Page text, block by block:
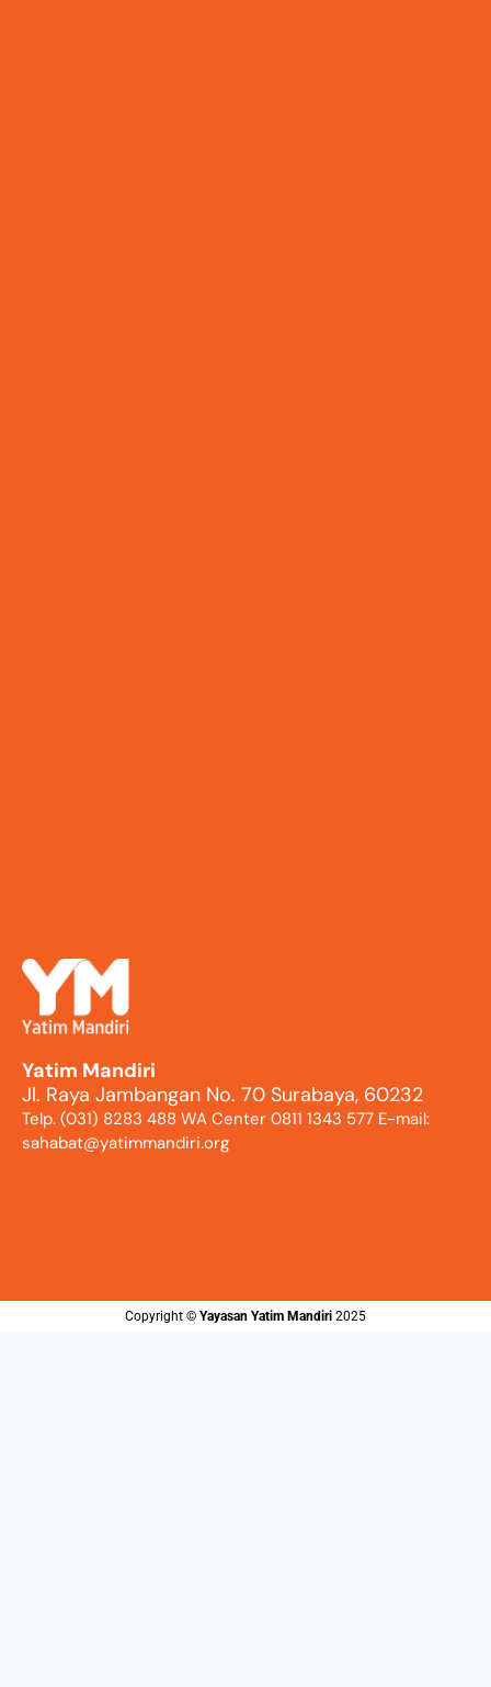
Yatim Mandiri
Jl. Raya Jambangan No. 70 Surabaya, 60232
Telp. (031) 8283 488 WA Center 0811 1343 577 E-mail:
sahabat@yatimmandiri.org
Copyright ©️ Yayasan Yatim Mandiri 2025